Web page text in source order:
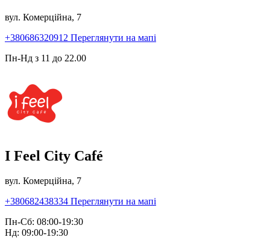
вул. Комерційна, 7
+380686320912 Переглянути на мапі
Пн-Нд з 11 до 22.00
I Feel City Café
вул. Комерційна, 7
+380682438334 Переглянути на мапі
Пн-Сб: 08:00-19:30
Нд: 09:00-19:30